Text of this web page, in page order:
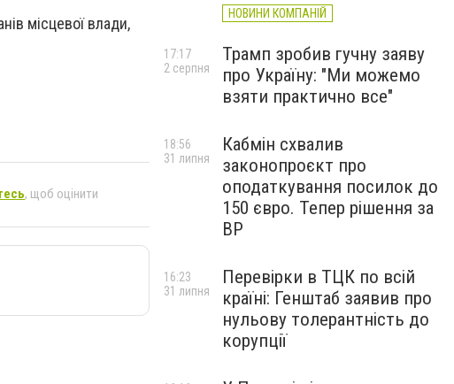
місцевої влади,
, щоб оцінити
НОВИНИ КОМПАНІЙ
Трамп зробив гучну заяву
про Україну: "Ми можемо
взяти практично все"
17:17
2 серпня
Кабмін схвалив
законопроєкт про
оподаткування посилок до
150 євро. Тепер рішення за
ВР
18:56
31 липня
Перевірки в ТЦК по всій
країні: Генштаб заявив про
нульову толерантність до
корупції
16:23
31 липня